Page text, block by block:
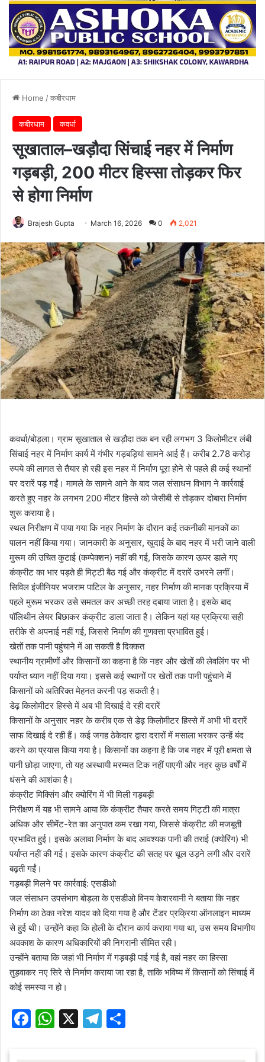
Home /कबीरधाम
कबीरधाम कवर्धा
सूखाताल–खड़ौदा सिंचाई नहर में निर्माण
गड़बड़ी, 200 मीटर हिस्सा तोड़कर फिर
से होगा निर्माण
Brajesh Gupta March 16, 2026 0 2,021
कवर्धा/बोड़ला। ग्राम सूखाताल से खड़ौदा तक बन रही लगभग 3 किलोमीटर लंबी
सिंचाई नहर में निर्माण कार्य में गंभीर गड़बड़ियां सामने आई हैं। करीब 2.78 करोड़
रुपये की लागत से तैयार हो रही इस नहर में निर्माण पूरा होने से पहले ही कई स्थानों
पर दरारें पड़ गईं। मामले के सामने आने के बाद जल संसाधन विभाग ने कार्रवाई
करते हुए नहर के लगभग 200 मीटर हिस्से को जेसीबी से तोड़कर दोबारा निर्माण
शुरू कराया है।
स्थल निरीक्षण में पाया गया कि नहर निर्माण के दौरान कई तकनीकी मानकों का
पालन नहीं किया गया। जानकारी के अनुसार, खुदाई के बाद नहर में भरी जाने वाली
मुरूम की उचित कुटाई (कम्पेक्शन) नहीं की गई, जिसके कारण ऊपर डाले गए
कंक्रीट का भार पड़ते ही मिट्टी बैठ गई और कंक्रीट में दरारें उभरने लगीं।
सिविल इंजीनियर भजराम पाटिल के अनुसार, नहर निर्माण की मानक प्रक्रिया में
पहले मुरूम भरकर उसे समतल कर अच्छी तरह दबाया जाता है। इसके बाद
पॉलिथीन लेयर बिछाकर कंक्रीट डाला जाता है। लेकिन यहां यह प्रक्रिया सही
तरीके से अपनाई नहीं गई, जिससे निर्माण की गुणवत्ता प्रभावित हुई।
खेतों तक पानी पहुंचाने में आ सकती है दिक्कत
स्थानीय ग्रामीणों और किसानों का कहना है कि नहर और खेतों की लेवलिंग पर भी
पर्याप्त ध्यान नहीं दिया गया। इससे कई स्थानों पर खेतों तक पानी पहुंचाने में
किसानों को अतिरिक्त मेहनत करनी पड़ सकती है।
डेढ़ किलोमीटर हिस्से में अब भी दिखाई दे रही दरारें
किसानों के अनुसार नहर के करीब एक से डेढ़ किलोमीटर हिस्से में अभी भी दरारें
साफ दिखाई दे रही हैं। कई जगह ठेकेदार द्वारा दरारों में मसाला भरकर उन्हें बंद
करने का प्रयास किया गया है। किसानों का कहना है कि जब नहर में पूरी क्षमता से
पानी छोड़ा जाएगा, तो यह अस्थायी मरम्मत टिक नहीं पाएगी और नहर कुछ वर्षों में
धंसने की आशंका है।
कंक्रीट मिक्सिंग और क्योरिंग में भी मिली गड़बड़ी
निरीक्षण में यह भी सामने आया कि कंक्रीट तैयार करते समय गिट्टी की मात्रा
अधिक और सीमेंट-रेत का अनुपात कम रखा गया, जिससे कंक्रीट की मजबूती
प्रभावित हुई। इसके अलावा निर्माण के बाद आवश्यक पानी की तराई (क्योरिंग) भी
पर्याप्त नहीं की गई। इसके कारण कंक्रीट की सतह पर धूल उड़ने लगी और दरारें
बढ़ती गईं।
गड़बड़ी मिलने पर कार्रवाई: एसडीओ
जल संसाधन उपसंभाग बोड़ला के एसडीओ विनय केशरवानी ने बताया कि नहर
निर्माण का ठेका नरेश यादव को दिया गया है और टेंडर प्रक्रिया ऑनलाइन माध्यम
से हुई थी। उन्होंने कहा कि होली के दौरान कार्य कराया गया था, उस समय विभागीय
अवकाश के कारण अधिकारियों की निगरानी सीमित रही।
उन्होंने बताया कि जहां भी निर्माण में गड़बड़ी पाई गई है, वहां नहर का हिस्सा
तुड़वाकर नए सिरे से निर्माण कराया जा रहा है, ताकि भविष्य में किसानों को सिंचाई में
कोई समस्या न हो।
F
W X
T